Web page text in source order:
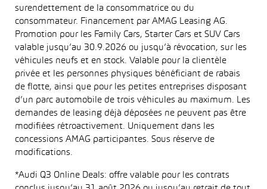
surendettement de la consommatrice ou du
consommateur. Financement par AMAG Leasing AG.
Promotion pour les Family Cars, Starter Cars et SUV Cars
valable jusqu’au 30.9.2026 ou jusqu’à révocation, sur les
véhicules neufs et en stock. Valable pour la clientèle
privée et les personnes physiques bénéficiant de rabais
de flotte, ainsi que pour les petites entreprises disposant
d’un parc automobile de trois véhicules au maximum. Les
demandes de leasing déjà déposées ne peuvent pas être
modifiées rétroactivement. Uniquement dans les
concessions AMAG participantes. Sous réserve de
modifications.
*Audi Q3 Online Deals: offre valable pour les contrats